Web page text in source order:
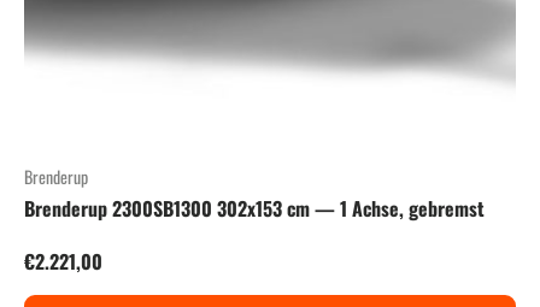
Brenderup
Brenderup 2300SB1300 302x153 cm — 1 Achse, gebremst
Normaler Preis
€2.221,00